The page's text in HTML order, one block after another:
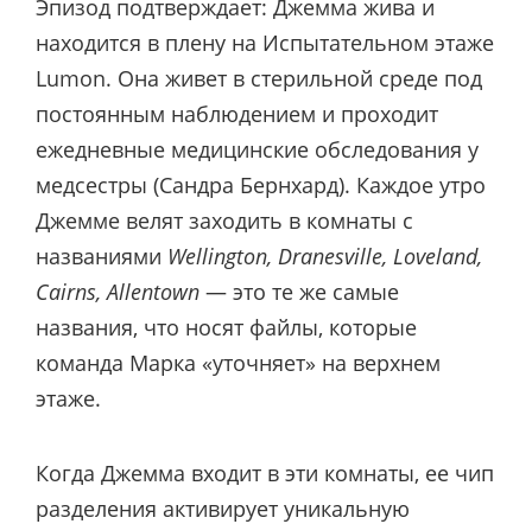
Эпизод подтверждает: Джемма жива и
находится в плену на Испытательном этаже
Lumon. Она живет в стерильной среде под
постоянным наблюдением и проходит
ежедневные медицинские обследования у
медсестры (Сандра Бернхард). Каждое утро
Джемме велят заходить в комнаты с
названиями Wellington, Dranesville, Loveland,
Cairns, Allentown — это те же самые
названия, что носят файлы, которые
команда Марка «уточняет» на верхнем
этаже.
Когда Джемма входит в эти комнаты, ее чип
разделения активирует уникальную